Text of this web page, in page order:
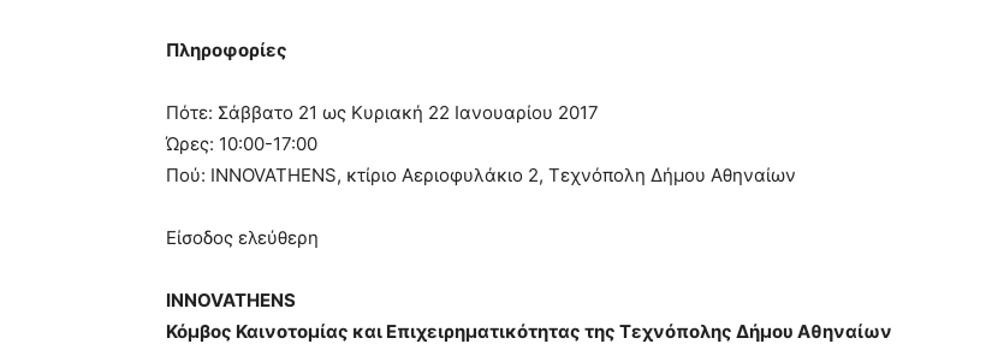
Πληροφορίες
Πότε: Σάββατο 21 ως Κυριακή 22 Ιανουαρίου 2017
Ώρες: 10:00-17:00
Πού: INNOVATHENS, κτίριο Αεριοφυλάκιο 2, Τεχνόπολη Δήμου Αθηναίων
Είσοδος ελεύθερη
INNOVATHENS
Κόμβος Καινοτομίας και Επιχειρηματικότητας της Τεχνόπολης Δήμου Αθηναίων